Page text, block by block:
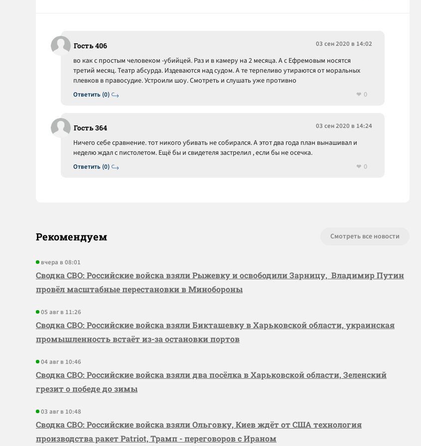
Гость 406 03 сен 2020 в 14:02
Ответить (0)
во как с простым человеком -убийцей. Раз и в камеру на 2 месяца. А с Ефремовым носятся
третий месяц. Театр абсурда. Издеваются над судом. А те терпеливо утираются от моральных
плевков в правосудие. Устроили шоу. Смотреть и слушать уже противно
0
Гость 364 03 сен 2020 в 14:24
Ответить (0)
Ничего себе сравнение. тот никого убивать не собирался. А этот два года план вынашивал и
неделю ждал с пистолетом. Ещё бы и свидетеля застрелил , если бы не осечка.
0
Рекомендуем Смотреть все новости
вчера в 08:01
Сводка СВО: Российские войска взяли Рыжевку и освободили Зарницу, Владимир Путин
провёл масштабные перестановки в Минобороны
05 авг в 11:26
Сводка СВО: Российские войска взяли Бикташевку в Харьковской области, украинская
промышленность встаёт из-за остановки портов
04 авг в 10:46
Сводка СВО: Российские войска взяли два посёлка в Харьковской области, Зеленский
грезит о победе до зимы
03 авг в 10:48
Сводка СВО: Российские войска взяли Ольговку, Киев ждёт от США технология
производства ракет Patriot, Трамп - переговоров с Ираном